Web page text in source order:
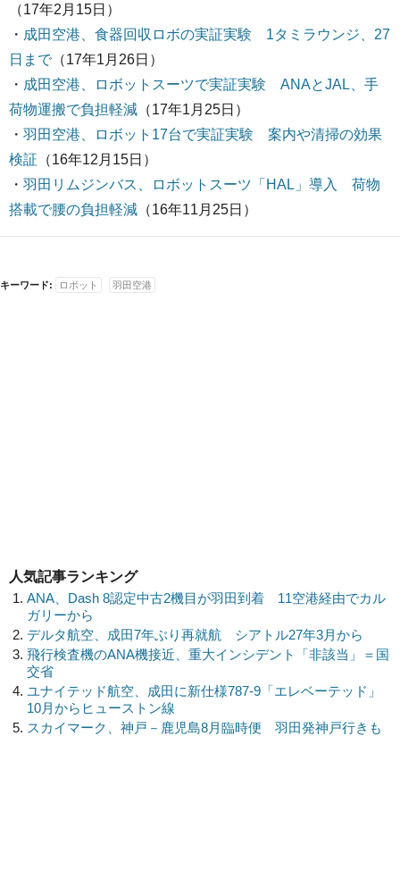
（17年2月15日）
・ 成田空港、食器回収ロボの実証実験 1タミラウンジ、27
日まで（17年1月26日）
・ 成田空港、ロボットスーツで実証実験 ANAとJAL、手
荷物運搬で負担軽減 （17年1月25日）
・ 羽田空港、ロボット17台で実証実験 案内や清掃の効果
検証 （16年12月15日）
・ 羽田リムジンバス、ロボットスーツ「HAL」導入 荷物
搭載で腰の負担軽減 （16年11月25日）
キーワード: ロボット 羽田空港
人気記事ランキング
ANA、Dash 8認定中古2機目が羽田到着 11空港経由でカル
ガリーから
デルタ航空、成田7年ぶり再就航 シアトル27年3月から
飛行検査機のANA機接近、重大インシデント「非該当」＝国
交省
ユナイテッド航空、成田に新仕様787-9「エレベーテッド」
10月からヒューストン線
スカイマーク、神戸－鹿児島8月臨時便 羽田発神戸行きも